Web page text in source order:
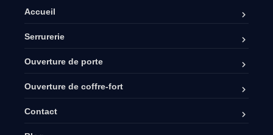
Accueil
Serrurerie
Ouverture de porte
Ouverture de coffre-fort
Contact